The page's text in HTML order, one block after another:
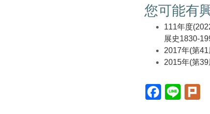
您可能有
111年度
展史1830-
2017年(第
2015年(第
Facebook(另
開
Line(另
開